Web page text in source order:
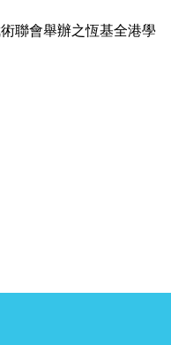
聯會舉辦之恆基全港學